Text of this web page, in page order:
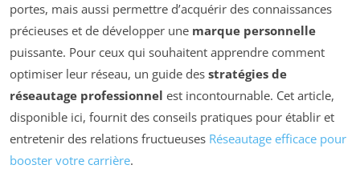
portes, mais aussi permettre d’acquérir des connaissances
précieuses et de développer une marque personnelle
puissante. Pour ceux qui souhaitent apprendre comment
optimiser leur réseau, un guide des stratégies de
réseautage professionnel est incontournable. Cet article,
disponible ici, fournit des conseils pratiques pour établir et
entretenir des relations fructueuses Réseautage efficace pour
booster votre carrière.